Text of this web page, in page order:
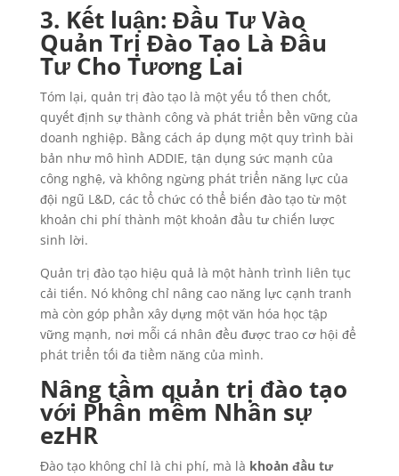
3. Kết luận: Đầu Tư Vào
Quản Trị Đào Tạo Là Đầu
Tư Cho Tương Lai
Tóm lại, quản trị đào tạo là một yếu tố then chốt,
quyết định sự thành công và phát triển bền vững của
doanh nghiệp. Bằng cách áp dụng một quy trình bài
bản như mô hình ADDIE, tận dụng sức mạnh của
công nghệ, và không ngừng phát triển năng lực của
đội ngũ L&D, các tổ chức có thể biến đào tạo từ một
khoản chi phí thành một khoản đầu tư chiến lược
sinh lời.
Quản trị đào tạo hiệu quả là một hành trình liên tục
cải tiến. Nó không chỉ nâng cao năng lực cạnh tranh
mà còn góp phần xây dựng một văn hóa học tập
vững mạnh, nơi mỗi cá nhân đều được trao cơ hội để
phát triển tối đa tiềm năng của mình.
Nâng tầm quản trị đào tạo
với Phần mềm Nhân sự
ezHR
Đào tạo không chỉ là chi phí, mà là khoản đầu tư